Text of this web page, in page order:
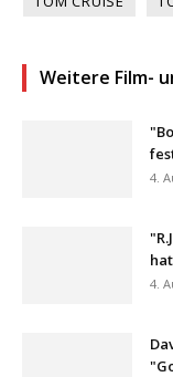
Weitere Film-
4.
4.